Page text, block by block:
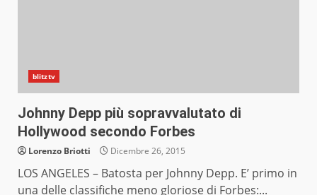
blitztv
Johnny Depp più sopravvalutato di
Hollywood secondo Forbes
Lorenzo Briotti Dicembre 26, 2015
LOS ANGELES – Batosta per Johnny Depp. E’ primo in
una delle classifiche meno gloriose di Forbes:...